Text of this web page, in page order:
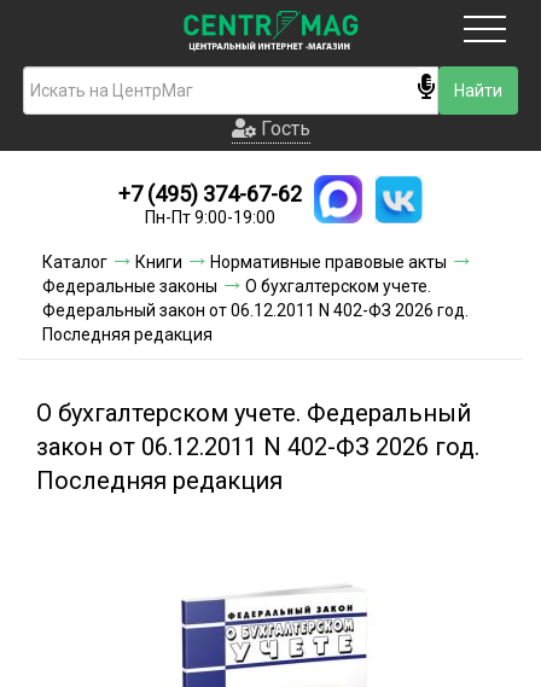
Гость
Новинки
Условия доставки
Условия оплаты
Акции и скидки
Гость
+7 (495) 374-67-62
Пн-Пт 9:00-19:00
Каталог Книги
Нормативные правовые акты
Федеральные законы
О бухгалтерском учете.
Федеральный закон от 06.12.2011 N 402-ФЗ 2026 год.
Последняя редакция
О бухгалтерском учете. Федеральный
закон от 06.12.2011 N 402-ФЗ 2026 год.
Последняя редакция